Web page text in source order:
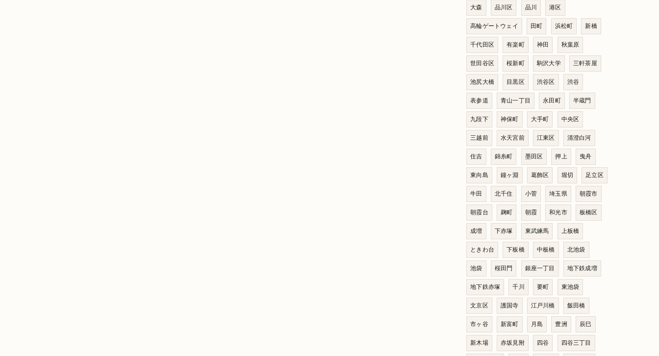
大森 品川区 品川 港区
高輪ゲートウェイ 田町 浜松町 新橋
千代田区 有楽町 神田 秋葉原
世田谷区 桜新町 駒沢大学 三軒茶屋
池尻大橋 目黒区 渋谷区 渋谷
表参道 青山一丁目 永田町 半蔵門
九段下 神保町 大手町 中央区
三越前 水天宮前 江東区 清澄白河
住吉 錦糸町 墨田区 押上 曳舟
東向島 鐘ヶ淵 葛飾区 堀切 足立区
牛田 北千住 小菅 埼玉県 朝霞市
朝霞台 麹町 朝霞 和光市 板橋区
成増 下赤塚 東武練馬 上板橋
ときわ台 下板橋 中板橋 北池袋
池袋 桜田門 銀座一丁目 地下鉄成増
地下鉄赤塚 千川 要町 東池袋
文京区 護国寺 江戸川橋 飯田橋
市ヶ谷 新富町 月島 豊洲 辰巳
新木場 赤坂見附 四谷 四谷三丁目